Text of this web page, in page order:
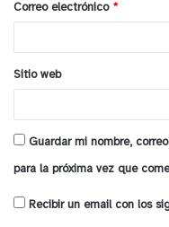
*
Correo electrónico *
Sitio web
Guardar mi nombre,
para la próxima vez que
Recibir un email con los